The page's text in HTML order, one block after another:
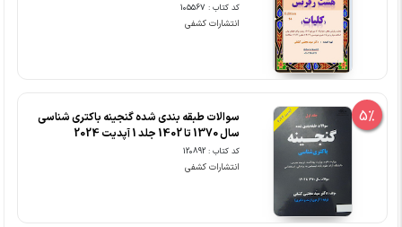
کد کتاب : 105567
انتشارات کشفی
5%
سوالات طبقه بندی شده گنجینه باکتری شناسی
سال 1370 تا 1402 جلد 1 آپدیت 2024
کد کتاب : 120892
انتشارات کشفی